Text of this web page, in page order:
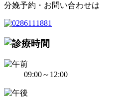
分娩予約・お問い合わせは
09:00～12:00